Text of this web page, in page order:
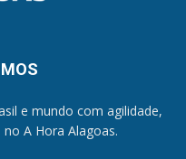
e mundo com agilidade,
A Hora Alagoas.